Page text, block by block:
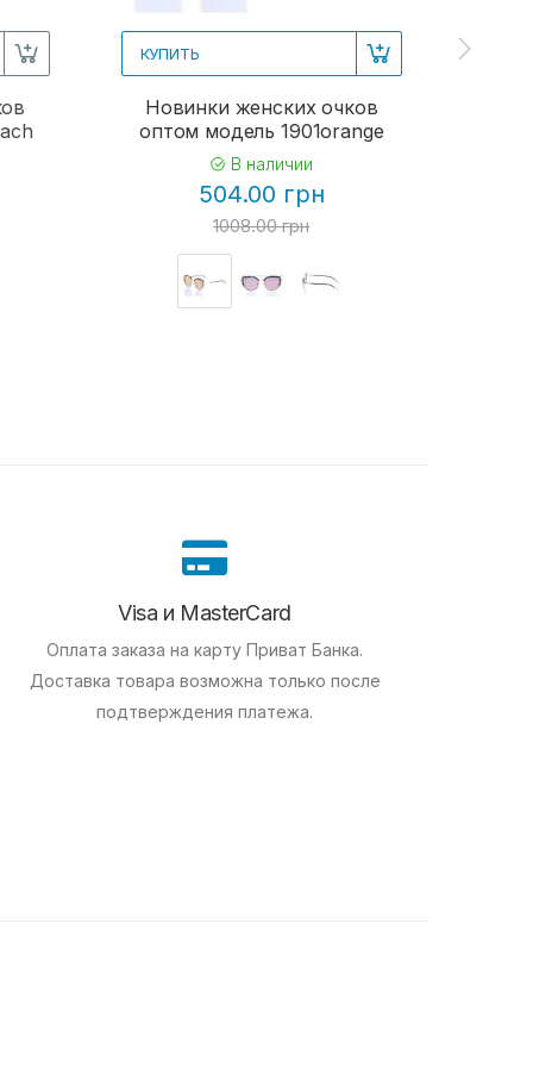
КУПИТЬ
Новинки женских очков
оптом модель 1901orange
В наличии
504.00 грн
1008.00 грн
Visa и MasterCard
Оплата заказа на карту Приват Банка.
Доставка товара возможна только после
подтверждения платежа.